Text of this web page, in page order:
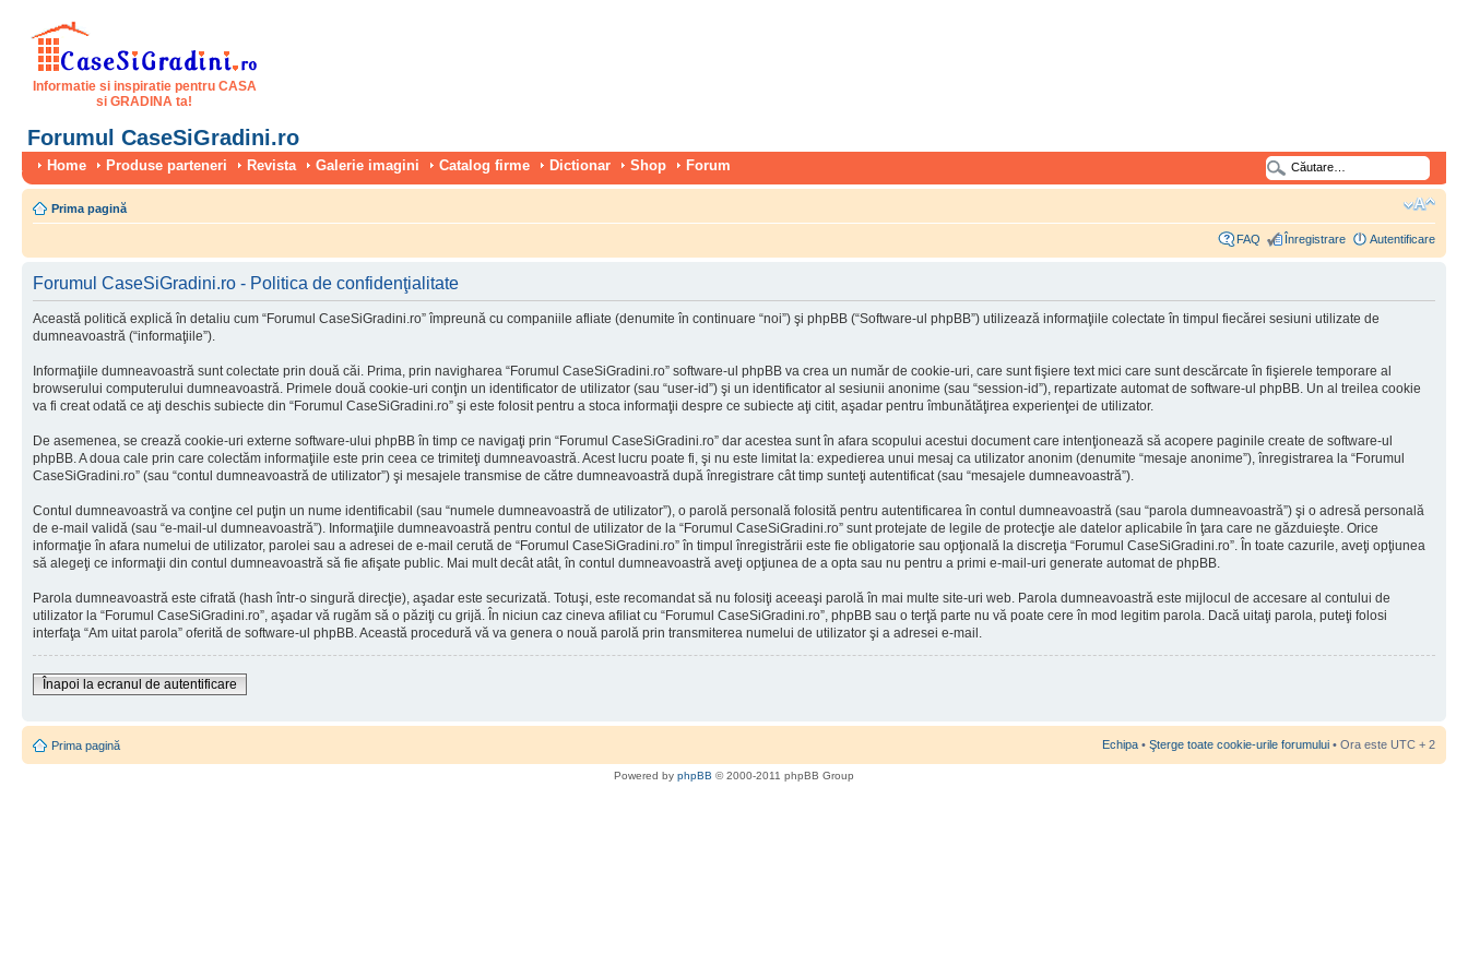
Informatie si inspiratie pentru CASA
si GRADINA ta!
Forumul CaseSiGradini.ro
Home Produse parteneri Revista Galerie imagini Catalog firme Dictionar Shop Forum
Prima pagină
FAQ Înregistrare Autentificare
Forumul CaseSiGradini.ro - Politica de confidenţialitate
Această politică explică în detaliu cum “Forumul CaseSiGradini.ro” împreună cu companiile afliate (denumite în continuare “noi”) şi phpBB (“Software-ul phpBB”) utilizează informaţiile colectate în timpul fiecărei sesiuni utilizate de
dumneavoastră (“informaţiile”).
Informaţiile dumneavoastră sunt colectate prin două căi. Prima, prin navigharea “Forumul CaseSiGradini.ro” software-ul phpBB va crea un număr de cookie-uri, care sunt fişiere text mici care sunt descărcate în fişierele temporare al
browserului computerului dumneavoastră. Primele două cookie-uri conţin un identificator de utilizator (sau “user-id”) şi un identificator al sesiunii anonime (sau “session-id”), repartizate automat de software-ul phpBB. Un al treilea cookie
va fi creat odată ce aţi deschis subiecte din “Forumul CaseSiGradini.ro” şi este folosit pentru a stoca informaţii despre ce subiecte aţi citit, aşadar pentru îmbunătăţirea experienţei de utilizator.
De asemenea, se crează cookie-uri externe software-ului phpBB în timp ce navigaţi prin “Forumul CaseSiGradini.ro” dar acestea sunt în afara scopului acestui document care intenţionează să acopere paginile create de software-ul
phpBB. A doua cale prin care colectăm informaţiile este prin ceea ce trimiteţi dumneavoastră. Acest lucru poate fi, şi nu este limitat la: expedierea unui mesaj ca utilizator anonim (denumite “mesaje anonime”), înregistrarea la “Forumul
CaseSiGradini.ro” (sau “contul dumneavoastră de utilizator”) şi mesajele transmise de către dumneavoastră după înregistrare cât timp sunteţi autentificat (sau “mesajele dumneavoastră”).
Contul dumneavoastră va conţine cel puţin un nume identificabil (sau “numele dumneavoastră de utilizator”), o parolă personală folosită pentru autentificarea în contul dumneavoastră (sau “parola dumneavoastră”) şi o adresă personală
de e-mail validă (sau “e-mail-ul dumneavoastră”). Informaţiile dumneavoastră pentru contul de utilizator de la “Forumul CaseSiGradini.ro” sunt protejate de legile de protecţie ale datelor aplicabile în ţara care ne găzduieşte. Orice
informaţie în afara numelui de utilizator, parolei sau a adresei de e-mail cerută de “Forumul CaseSiGradini.ro” în timpul înregistrării este fie obligatorie sau opţională la discreţia “Forumul CaseSiGradini.ro”. În toate cazurile, aveţi opţiunea
să alegeţi ce informaţii din contul dumneavoastră să fie afişate public. Mai mult decât atât, în contul dumneavoastră aveţi opţiunea de a opta sau nu pentru a primi e-mail-uri generate automat de phpBB.
Parola dumneavoastră este cifrată (hash într-o singură direcţie), aşadar este securizată. Totuşi, este recomandat să nu folosiţi aceeaşi parolă în mai multe site-uri web. Parola dumneavoastră este mijlocul de accesare al contului de
utilizator la “Forumul CaseSiGradini.ro”, aşadar vă rugăm să o păziţi cu grijă. În niciun caz cineva afiliat cu “Forumul CaseSiGradini.ro”, phpBB sau o terţă parte nu vă poate cere în mod legitim parola. Dacă uitaţi parola, puteţi folosi
interfaţa “Am uitat parola” oferită de software-ul phpBB. Această procedură vă va genera o nouă parolă prin transmiterea numelui de utilizator şi a adresei e-mail.
Înapoi la ecranul de autentificare
Prima pagină Echipa • Şterge toate cookie-urile forumului • Ora este UTC + 2
Powered by phpBB © 2000-2011 phpBB Group